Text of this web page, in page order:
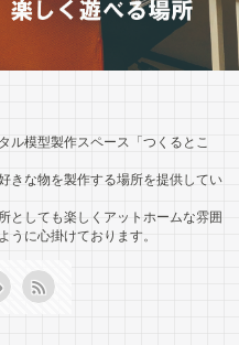
ル模型製作スペース「つくるとこ
きな物を製作する場所を提供してい
としても楽しくアットホームな雰囲
うに心掛けております。